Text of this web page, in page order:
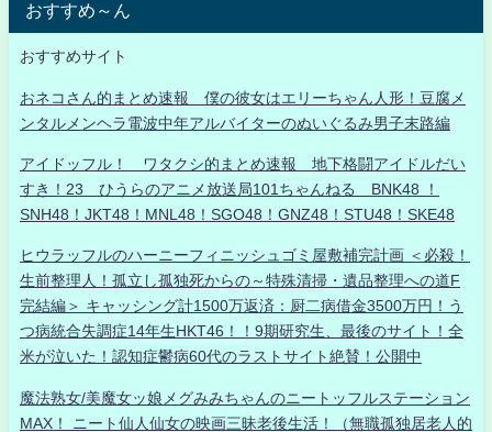
おすすめ～ん
おすすめサイト
おネコさん的まとめ速報 僕の彼女はエリーちゃん人形！豆腐メ
ンタルメンヘラ電波中年アルバイターのぬいぐるみ男子末路編
アイドッフル！ ワタクシ的まとめ速報 地下格闘アイドルだい
すき！23 ひうらのアニメ放送局101ちゃんねる BNK48 ！
SNH48！JKT48！MNL48！SGO48！GNZ48！STU48！SKE48
ヒウラッフルのハーニーフィニッシュゴミ屋敷補完計画 ＜必殺！
生前整理人！孤立し孤独死からの～特殊清掃・遺品整理への道F
完結編＞ キャッシング計1500万返済：厨二病借金3500万円！う
つ病統合失調症14年生HKT46！！9期研究生、最後のサイト！全
米が泣いた！認知症鬱病60代のラストサイト絶賛！公開中
魔法熟女/美魔女ッ娘メグみみちゃんのニートッフルステーション
MAX！ ニート仙人仙女の映画三昧老後生活！（無職孤独居老人的